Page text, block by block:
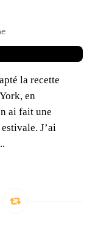
la recette
en
ai fait une
J’ai